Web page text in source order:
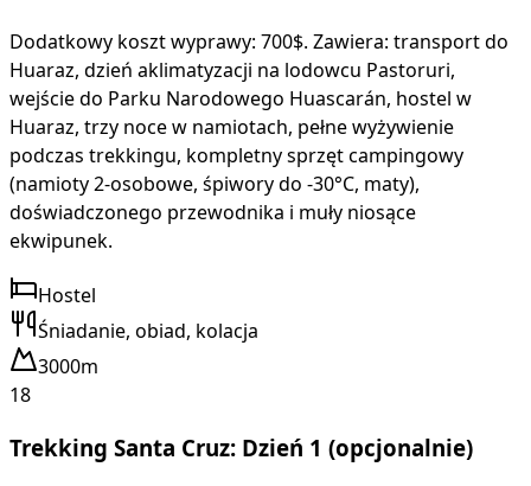
Dodatkowy koszt wyprawy: 700$. Zawiera: transport do
Huaraz, dzień aklimatyzacji na lodowcu Pastoruri,
wejście do Parku Narodowego Huascarán, hostel w
Huaraz, trzy noce w namiotach, pełne wyżywienie
podczas trekkingu, kompletny sprzęt campingowy
(namioty 2-osobowe, śpiwory do -30°C, maty),
doświadczonego przewodnika i muły niosące
ekwipunek.
Hostel
Śniadanie, obiad, kolacja
3000m
18
Trekking Santa Cruz: Dzień 1 (opcjonalnie)